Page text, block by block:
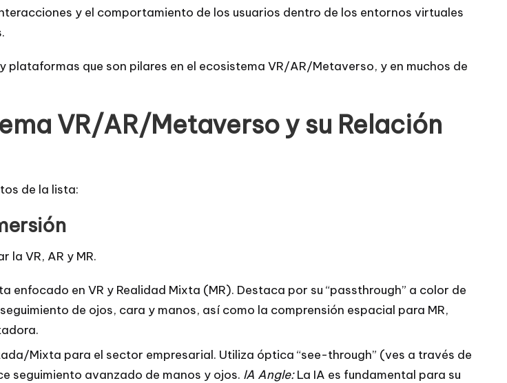
y el comportamiento de los usuarios dentro de los entornos virtuales
que son pilares en el ecosistema VR/AR/Metaverso, y en muchos de
VR/AR/Metaverso y su Relación
de la lista:
VR, AR y MR.
en VR y Realidad Mixta (MR). Destaca por su “passthrough” a color de
de ojos, cara y manos, así como la comprensión espacial para MR,
Mixta para el sector empresarial. Utiliza óptica “see-through” (ves a través de
seguimiento avanzado de manos y ojos. IA Angle:La IA es fundamental para su